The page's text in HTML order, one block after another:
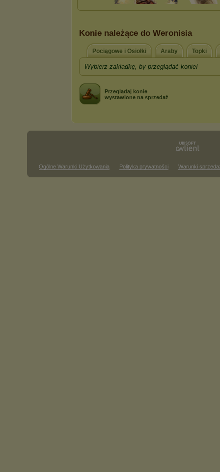
Konie należące do Weronisia
Pociągowe i Osiołki Araby Topki
Wybierz zakładkę, by przeglądać konie!
Przeglądaj konie
wystawione na sprzedaż
Ogólne Warunki Użytkowania Polityka prywatności Warunki